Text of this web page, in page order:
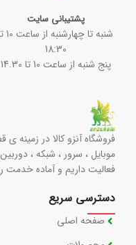
پشتیبانی سایت
شنبه تا
18:30
پنج شنبه از ساعت 10 تا 14.30
فروشگاه آنزو کالا در زمینه
موبایل ، سرور ، شبکه ،
فعالیت داریم و آماده خدمت
دسترسی سریع
صفحه اصلی